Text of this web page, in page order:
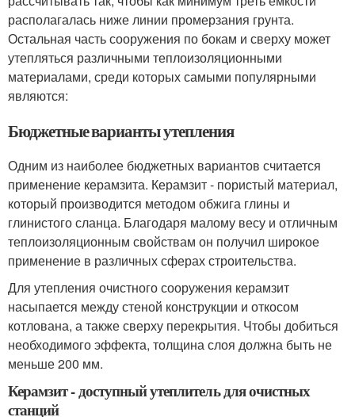
располагалась ниже линии промерзания грунта.
Остальная часть сооружения по бокам и сверху может
утепляться различными теплоизоляционными
материалами, среди которых самыми популярными
являются:
Бюджетные варианты утепления
Одним из наиболее бюджетных вариантов считается
применение керамзита. Керамзит - пористый материал,
который производится методом обжига глины и
глинистого сланца. Благодаря малому весу и отличным
теплоизоляционным свойствам он получил широкое
применение в различных сферах строительства.
Для утепления очистного сооружения керамзит
насыпается между стеной конструкции и откосом
котлована, а также сверху перекрытия. Чтобы добиться
необходимого эффекта, толщина слоя должна быть не
меньше 200 мм.
Керамзит - доступный утеплитель для очистных
станций